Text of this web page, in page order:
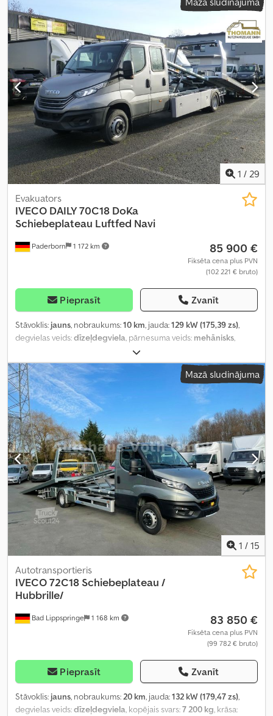
1 / 29
Paderborn 1 172 km
Evakuators
IVECO DAILY 70C18 DoKa
Schiebeplateau Luftfed Navi
85 900 €
Fiksēta cena plus PVN
(102 221 € bruto)
Pieprasīt Zvanīt
Stāvoklis: jauns, nobraukums:10 km, jauda:129 kW (175,39 zs),
degvielas veids:dīzeļdegviela , pārnesuma veids: mehānisks
, krautuves garums:
vietas platums:2 220 mm, emisijas klase:Euro 6, krāsa:pelēks,
sēdvietu skaits:7 , Aprīkojums:
ABS, centrālā atslēga, elektroniskā
stabilitātes programma (ESP), gaisa kondicionēšana, kvēpu
filtrs, navigācijas sistēma
Mazā sludinājuma
1 / 15
Bad Lippspringe 1 168 km
Autotransportieris
IVECO72C18 Schiebeplateau /
Hubbrille/
83 850 €
Fiksēta cena plus PVN
(99 782 € bruto)
Pieprasīt Zvanīt
Stāvoklis: jauns, nobraukums:20 km, jauda:132 kW (179,47 zs),
degvielas veids:dīzeļdegviela, kopējais svars:7 200 kg, krāsa: